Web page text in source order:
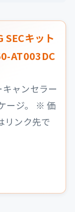
SECキット
AT003DC
ャンセラー
ージ。 ※ 価
リンク先で